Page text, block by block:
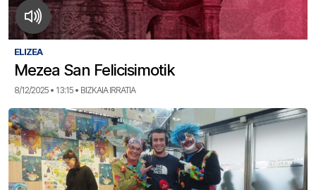
ELIZEA
Mezea San Felicisimotik
8/12/2025 • 13:15 • BIZKAIA IRRATIA